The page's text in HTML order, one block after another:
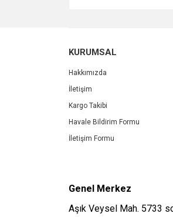
KURUMSAL
Hakkımızda
İletişim
Kargo Takibi
Havale Bildirim Formu
İletişim Formu
Genel Merkez
Aşık Veysel Mah. 5733